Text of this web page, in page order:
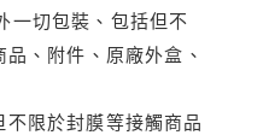
一切包裝、包括但不
、附件、原廠外盒、
限於封膜等接觸商品